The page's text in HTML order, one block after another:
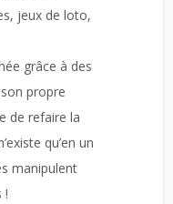
jeux de loto,
grâce à des
propre
de refaire la
qu’en un
manipulent
!